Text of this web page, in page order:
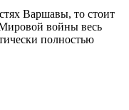
Варшавы, то стоит
войны весь
полностью